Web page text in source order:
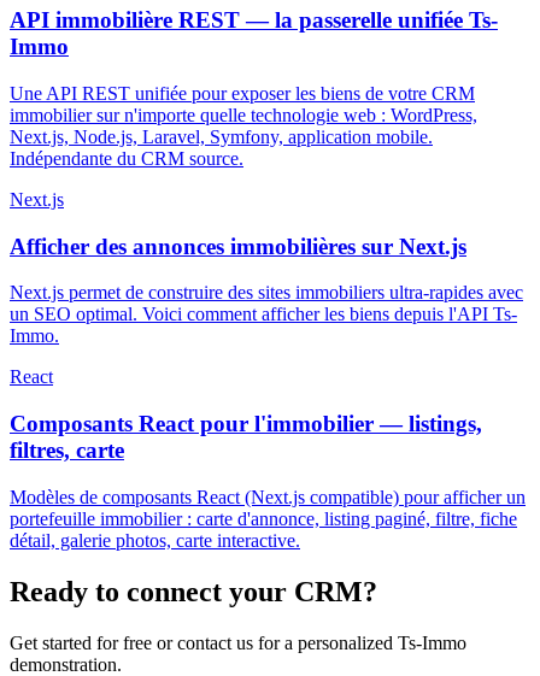
API immobilière REST — la passerelle unifiée Ts-
Immo
Une API REST unifiée pour exposer les biens de votre CRM
immobilier sur n'importe quelle technologie web : WordPress,
Next.js, Node.js, Laravel, Symfony, application mobile.
Indépendante du CRM source.
Next.js
Afficher des annonces immobilières sur Next.js
Next.js permet de construire des sites immobiliers ultra-rapides avec
un SEO optimal. Voici comment afficher les biens depuis l'API Ts-
Immo.
React
Composants React pour l'immobilier — listings,
filtres, carte
Modèles de composants React (Next.js compatible) pour afficher un
portefeuille immobilier : carte d'annonce, listing paginé, filtre, fiche
détail, galerie photos, carte interactive.
Ready to connect your CRM?
Get started for free or contact us for a personalized Ts-Immo
demonstration.